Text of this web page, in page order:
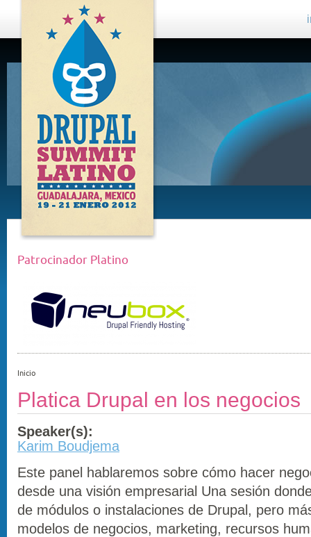
DRUPAL
SUMMIT
LATINO,
GUADALAJARA
2012
Patrocinador Platino
Inicio
Platica Drupal en los negocios
Speaker(s):
Karim Boudjema
Este panel hablaremos sobre cómo hacer
desde una visión empresarial Una sesión
de módulos o instalaciones de Drupal, pero
modelos de negocios, marketing, recursos